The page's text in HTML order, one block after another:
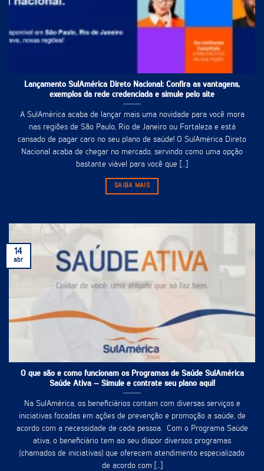
Lançamento SulAmérica Direto Nacional: Confira as vantagens,
exemplos da rede credenciada e simule pelo site
A SulAmérica acaba de lançar mais uma novidade para você mora
nas regiões de São Paulo, Rio de Janeiro ou Fortaleza e está
cansado de pagar caro no seu plano de saúde! O SulAmérica Direto
Nacional acaba de chegar no mercado, servindo como uma opção
bastante viável para você que [...]
SAIBA MAIS
O que são e como funcionam os Programas de Saúde SulAmérica
Saúde Ativa – Simule e contrate seu plano aqui!
Na SulAmérica, os beneficiários contam com diversas serviços e
iniciativas focadas em ações de prevenção e promoção a saúde, de
acordo com a necessidade de cada pessoa. Com o Programa Saúde
ativa, o beneficiário tem ao seu dispor diversos programas
(chamados de iniciativas) que oferecem atendimento especializado
de acordo com [...]
14
abr